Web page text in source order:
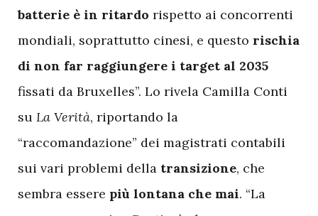
batterie è in ritardo rispetto ai concorrenti
mondiali, soprattutto cinesi, e questo rischia
di non far raggiungere i target al 2035
fissati da Bruxelles”. Lo rivela Camilla Conti
su La Verità, riportando la
“raccomandazione” dei magistrati contabili
sui vari problemi della transizione, che
sembra essere più lontana che mai. “La